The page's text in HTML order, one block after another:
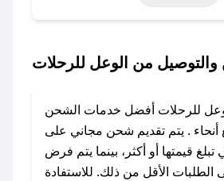
حتى عروض خاصة أخرى.
للرحلات؟
للرحلات. وفي حال عدم توفر
عبر تويتر أو البريد الإلكتروني
لإضافته بسرعة.
من الوعل للرحلات
للرحلات أفضل خدمات الشحن
أنحاء . يتم تقديم شحن مجاني على
تبلغ قيمتها أو أكثر، بينما يتم فرض
الأقل من ذلك. للاستفادة